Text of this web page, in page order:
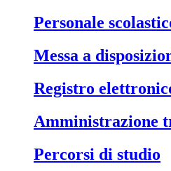
Personale
Messa a
Registro
Amministrazione
Percorsi di studio